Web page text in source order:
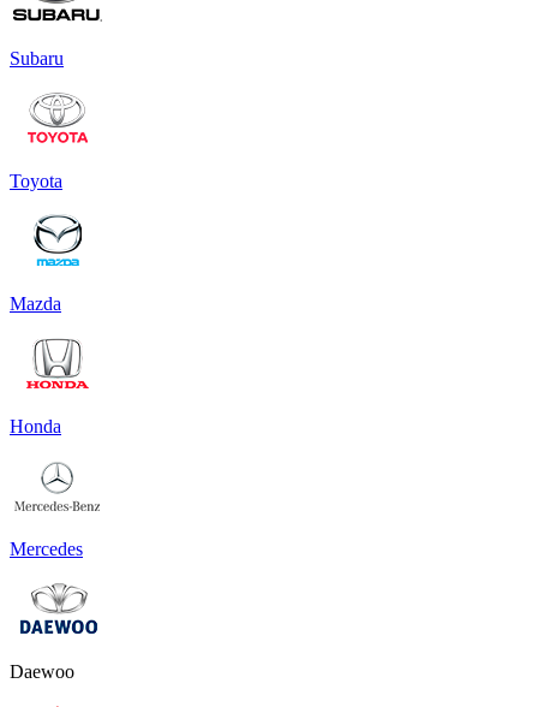
Subaru
Toyota
Mazda
Honda
Mercedes
Daewoo